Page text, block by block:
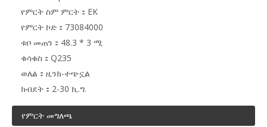
የምርት ስም ምርት： EK
የምርት ኮድ： 73084000
ቱቦ መጠን： 48.3 * 3 ሚ
ቁሳቁስ： Q235
ወለል： ዚንክ-ተጭኗል
ክብደት： 2-30 ኪ.ግ.
የምርት መግለጫ